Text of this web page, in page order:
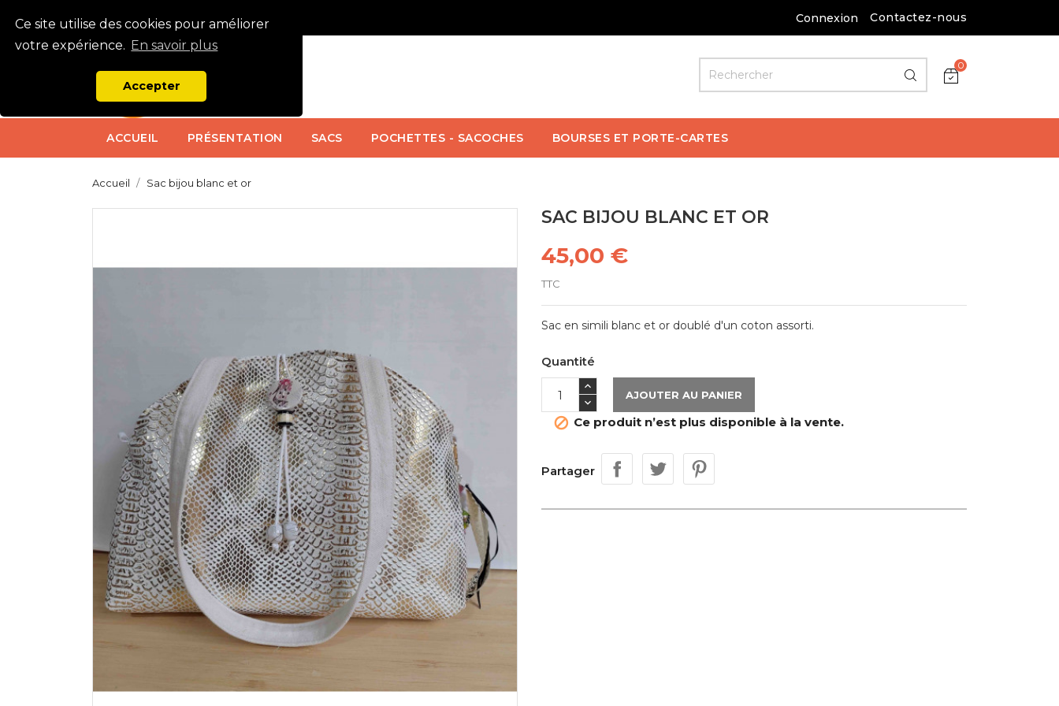
Ce site utilise des cookies pour améliorer
votre expérience. En savoir plus
Accepter
Connexion Contactez-nous
0
ACCUEIL PRÉSENTATION SACS POCHETTES - SACOCHES BOURSES ET PORTE-CARTES
Accueil Sac bijou blanc et or
SAC BIJOU BLANC ET OR
45,00 €
TTC
Sac en simili blanc et or doublé d'un coton assorti.
Quantité
AJOUTER AU PANIER
 Ce produit n’est plus disponible à la vente.
Partager